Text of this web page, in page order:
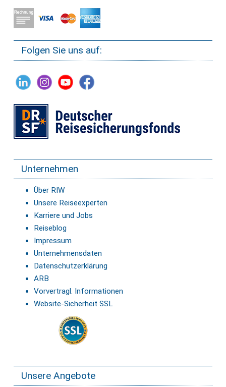
Folgen Sie uns auf:
Unternehmen
Über RIW
Unsere Reiseexperten
Karriere und Jobs
Reiseblog
Impressum
Unternehmensdaten
Datenschutzerklärung
ARB
Vorvertragl. Informationen
Website-Sicherheit SSL
Unsere Angebote